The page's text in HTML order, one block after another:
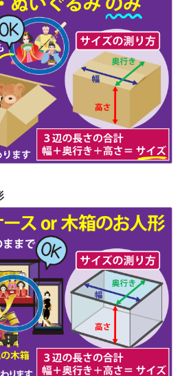
お道具も含め一式で引き取っ
令和5年8月1日(火)
令和5年6月21日(水)
令和5年5月19日(金)
令和5年3月28日(火)
令和5年2月10日(金)
令和5年12月21日(水)
令和4年10月19日(水)
令和4年9月8日(木)
令和4年8月1日(月)
令和4年7月1日(金)
令和4年5月17日(火)
令和4年4月18日(月)